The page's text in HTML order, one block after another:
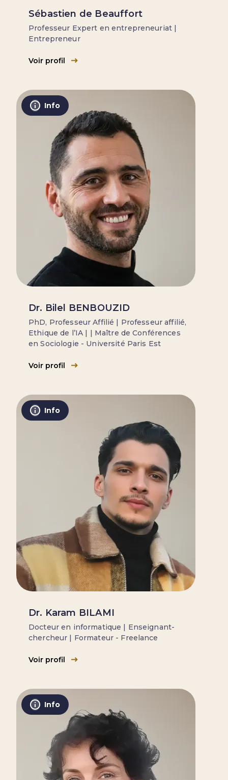
Sébastien de Beauffort
Professeur Expert en entrepreneuriat |
Entrepreneur
Voir profil
Info
Dr. Bilel BENBOUZID
PhD, Professeur Affilié | Professeur affilié,
Ethique de l’IA | | Maître de Conférences
en Sociologie - Université Paris Est
Voir profil
Info
Dr. Karam BILAMI
Docteur en informatique | Enseignant-
chercheur | Formateur - Freelance
Voir profil
Info